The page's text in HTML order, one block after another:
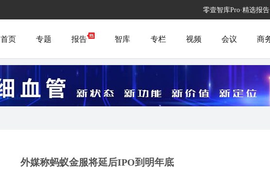
零壹智库Pro·精选报告
首页 专题 报告 智库 专栏 视频 会议 商
外媒称蚂蚁金服将延后IPO到明年底